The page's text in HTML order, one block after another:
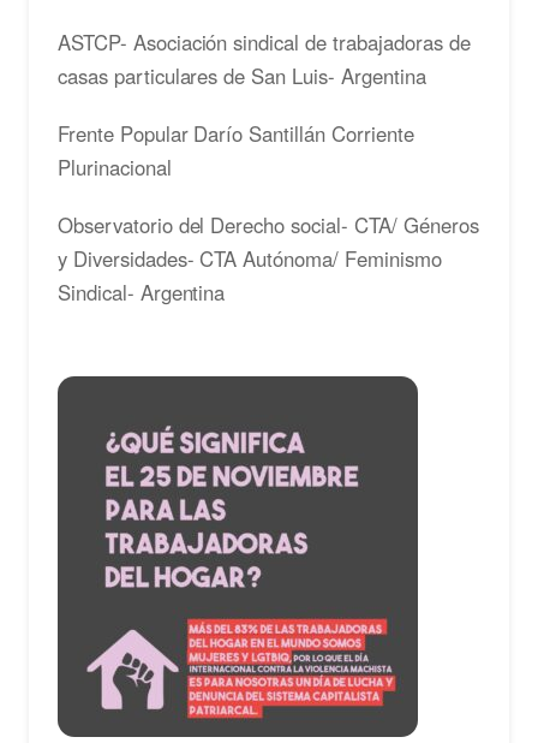
ASTCP- Asociación sindical de trabajadoras de
casas particulares de San Luis- Argentina
Frente Popular Darío Santillán Corriente
Plurinacional
Observatorio del Derecho social- CTA/ Géneros
y Diversidades- CTA Autónoma/ Feminismo
Sindical- Argentina